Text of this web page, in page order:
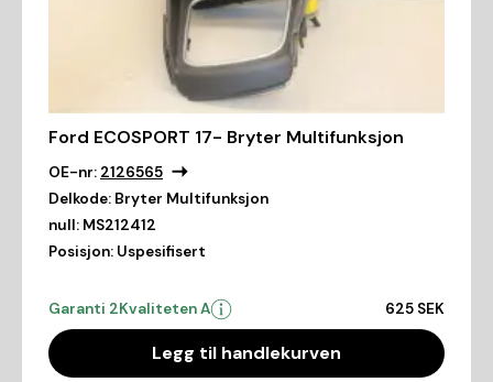
Ford ECOSPORT 17- Bryter Multifunksjon
OE-nr: 2126565
Delkode: Bryter Multifunksjon
null: MS212412
Posisjon: Uspesifisert
Garanti 2Kvaliteten A 625 SEK
Legg til handlekurven